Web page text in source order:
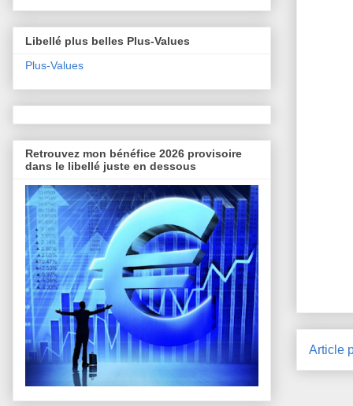
Article
Libellé plus belles Plus-Values
Plus-Values
Retrouvez mon bénéfice 2026 provisoire
dans le libellé juste en dessous